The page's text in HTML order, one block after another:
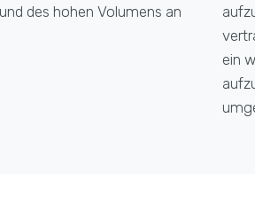
des hohen Volumens an
ein